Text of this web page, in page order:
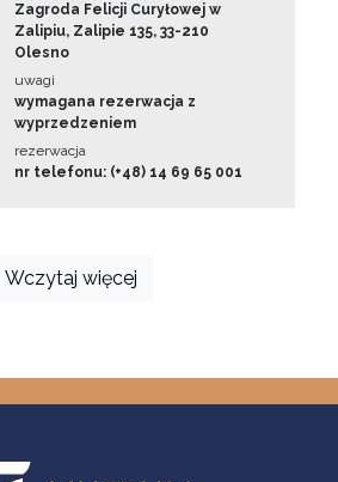
Zagroda Felicji Curyłowej w
Zalipiu, Zalipie 135, 33-210
Olesno
uwagi
wymagana rezerwacja z
wyprzedzeniem
rezerwacja
nr telefonu: (+48) 14 69 65 001
Wczytaj więcej